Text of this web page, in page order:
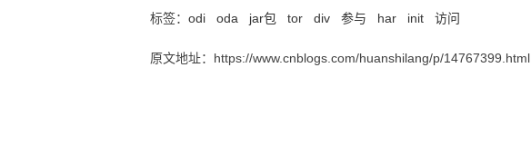
标签： odi oda jar包 tor div 参与 har init 访问
原文地址：https://www.cnblogs.com/huanshilang/p/14767399.html